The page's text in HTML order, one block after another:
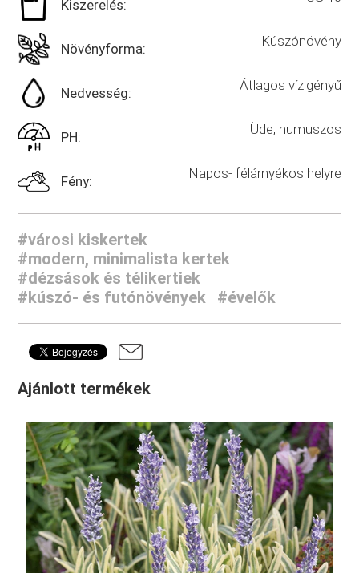
Kiszerelés:
Növényforma: Kúszónövény
Nedvesség: Átlagos vízigényű
PH: Üde, humuszos
Fény: Napos- félárnyékos helyre
#városi kiskertek
#modern, minimalista kertek
#dézsások és télikertiek
#kúszó- és futónövények
#évelők
Ajánlott termékek